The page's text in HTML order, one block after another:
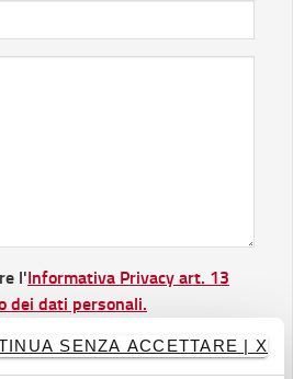
SENZA ACCETTARE | X
l'Informativa Privacy art. 13
dei dati personali.
trattamento dei miei dati per